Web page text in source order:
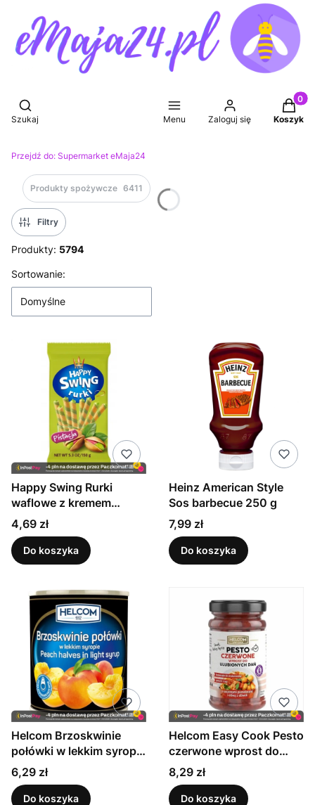
Otwórz wyszukiwarkę
Szukaj Menu Zaloguj się Koszyk
Przejdź do: Supermarket eMaja24
Produkty spożywcze 6411
Filtry
Produkty: 5794
Lista produktów
Sortowanie:
Domyślne
Happy Swing Rurki
waflowe z kremem
pistacjowym 150g
Cena
4,69 zł
Do koszyka
Heinz American Style
Sos barbecue 250 g
Cena
7,99 zł
Do koszyka
Helcom Brzoskwinie
połówki w lekkim syropie
425 ml
Cena
6,29 zł
Do koszyka
Helcom Easy Cook Pesto
czerwone wprost do
ulubionych dań z
suszonymi pomidorami i
oliwą z oliwek 210 g
Cena
8,29 zł
Do koszyka